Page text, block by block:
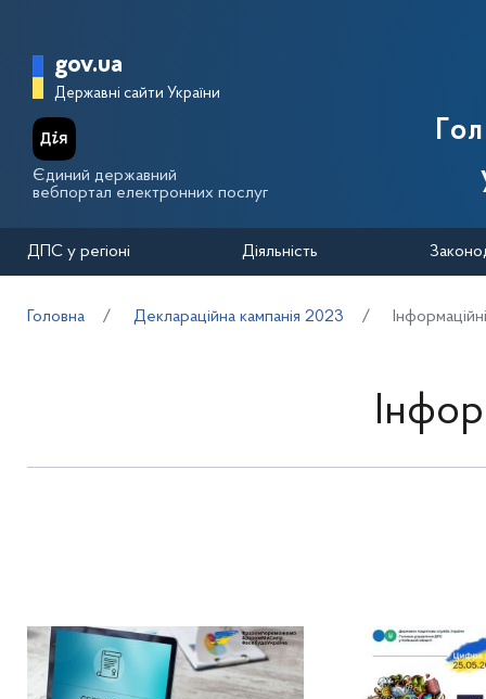
Головна сторінка Державної
gov.ua
Державні сайти України
Єдиний державний
вебпортал електронних послуг
ДПС у регіоні Діяльність
Головна Деклараційна кампанія 2023